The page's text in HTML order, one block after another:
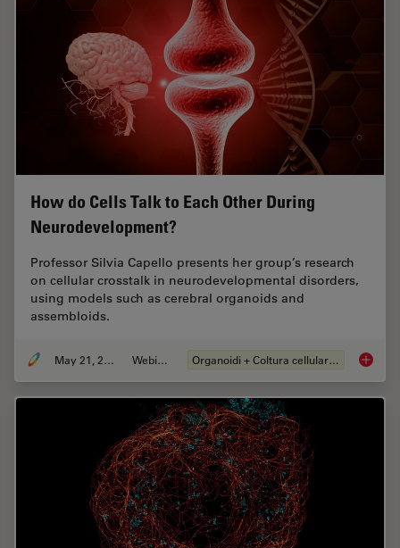
How do Cells Talk to Each Other During
Neurodevelopment?
Professor Silvia Capello presents her group’s research
on cellular crosstalk in neurodevelopmental disorders,
using models such as cerebral organoids and
assembloids.
May 21, 2024 Webinar: Organoidi + Coltura cellulare 3D How